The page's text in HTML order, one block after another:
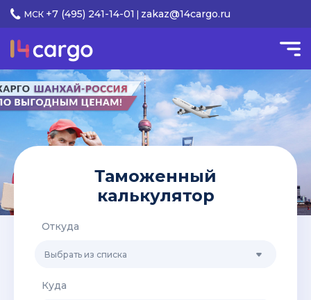
МСК +7 (495) 241-14-01 zakaz@14cargo.ru
Таможенный
калькулятор
Откуда
Выбрать из списка
Куда